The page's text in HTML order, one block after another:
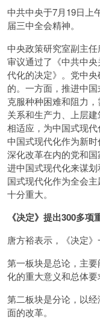
中共中央于7月19日上
届三中全会精神。
中央政策研究室副主
审议通过了《中共中
代化的决定》。党中
的。一方面，推进中
克服种种困难和阻力
关系和生产力、上层
相适应，为中国式现
中国式现代化作为新
深化改革在内的党和
进中国式现代化来谋
国式现代化作为全会
十分重大。
《决定》提出300多项
唐方裕表示，《决定》
第一板块是总论，主
化的重大意义和总体要
第二板块是分论，以
面的改革。